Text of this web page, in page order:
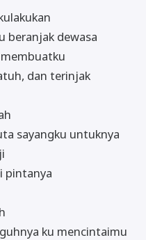
beranjak dewasa
dan terinjak
sayangku untuknya
pintanya
ku mencintaimu